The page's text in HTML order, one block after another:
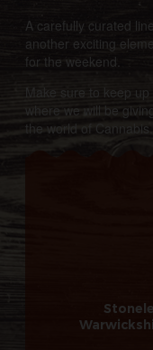
A carefully curated
another exciting
for the weekend.
Make sure to keep
where we will be
the world of Cannabis.